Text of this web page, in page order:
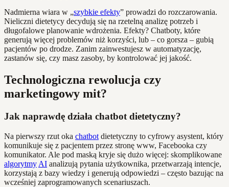
Nadmierna wiara w „szybkie efekty” prowadzi do rozczarowania.
Nieliczni dietetycy decydują się na rzetelną analizę potrzeb i
długofalowe planowanie wdrożenia. Efekty? Chatboty, które
generują więcej problemów niż korzyści, lub – co gorsza – gubią
pacjentów po drodze. Zanim zainwestujesz w automatyzację,
zastanów się, czy masz zasoby, by kontrolować jej jakość.
Technologiczna rewolucja czy
marketingowy mit?
Jak naprawdę działa chatbot dietetyczny?
Na pierwszy rzut oka chatbot dietetyczny to cyfrowy asystent, który
komunikuje się z pacjentem przez stronę www, Facebooka czy
komunikator. Ale pod maską kryje się dużo więcej: skomplikowane
algorytmy AI analizują pytania użytkownika, przetwarzają intencje,
korzystają z bazy wiedzy i generują odpowiedzi – często bazując na
wcześniej zaprogramowanych scenariuszach.